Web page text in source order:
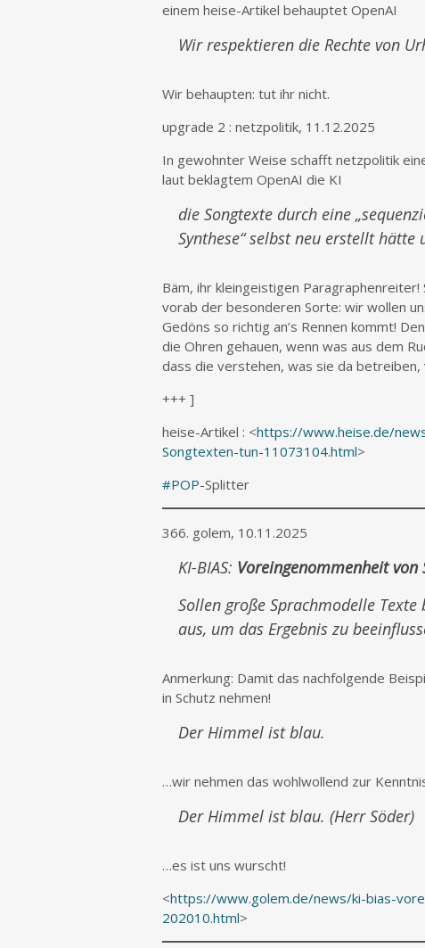
einem heise-Artikel behauptet OpenAI
Wir respektieren die Rechte von
Wir behaupten: tut ihr nicht.
upgrade 2 : netzpolitik, 11.12.2025
In gewohnter Weise schafft netzpolitik
laut beklagtem OpenAI die KI
die Songtexte durch eine
Synthese“ selbst neu erstellt
Bäm, ihr kleingeistigen
vorab der besonderen Sorte: wir wollen
Gedöns so richtig an’s Rennen kommt!
die Ohren gehauen, wenn was aus dem
dass die verstehen, was sie da
+++ ]
heise-Artikel : <https://www.heise.de/
Songtexten-tun-11073104.html>
#POP-Splitter
366. golem, 10.11.2025
KI-BIAS: Voreingenommenheit
Sollen große Sprachmodelle
aus, um das Ergebnis zu
Anmerkung: Damit das nachfolgende
in Schutz nehmen!
Der Himmel ist blau.
…wir nehmen das wohlwollend zur
Der Himmel ist blau. (Herr Söder)
…es ist uns wurscht!
<https://www.golem.de/news/ki-bias-
202010.html>